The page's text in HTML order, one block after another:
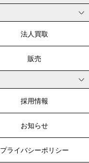
法人買取
販売
採用情報
お知らせ
プライバシーポリシー